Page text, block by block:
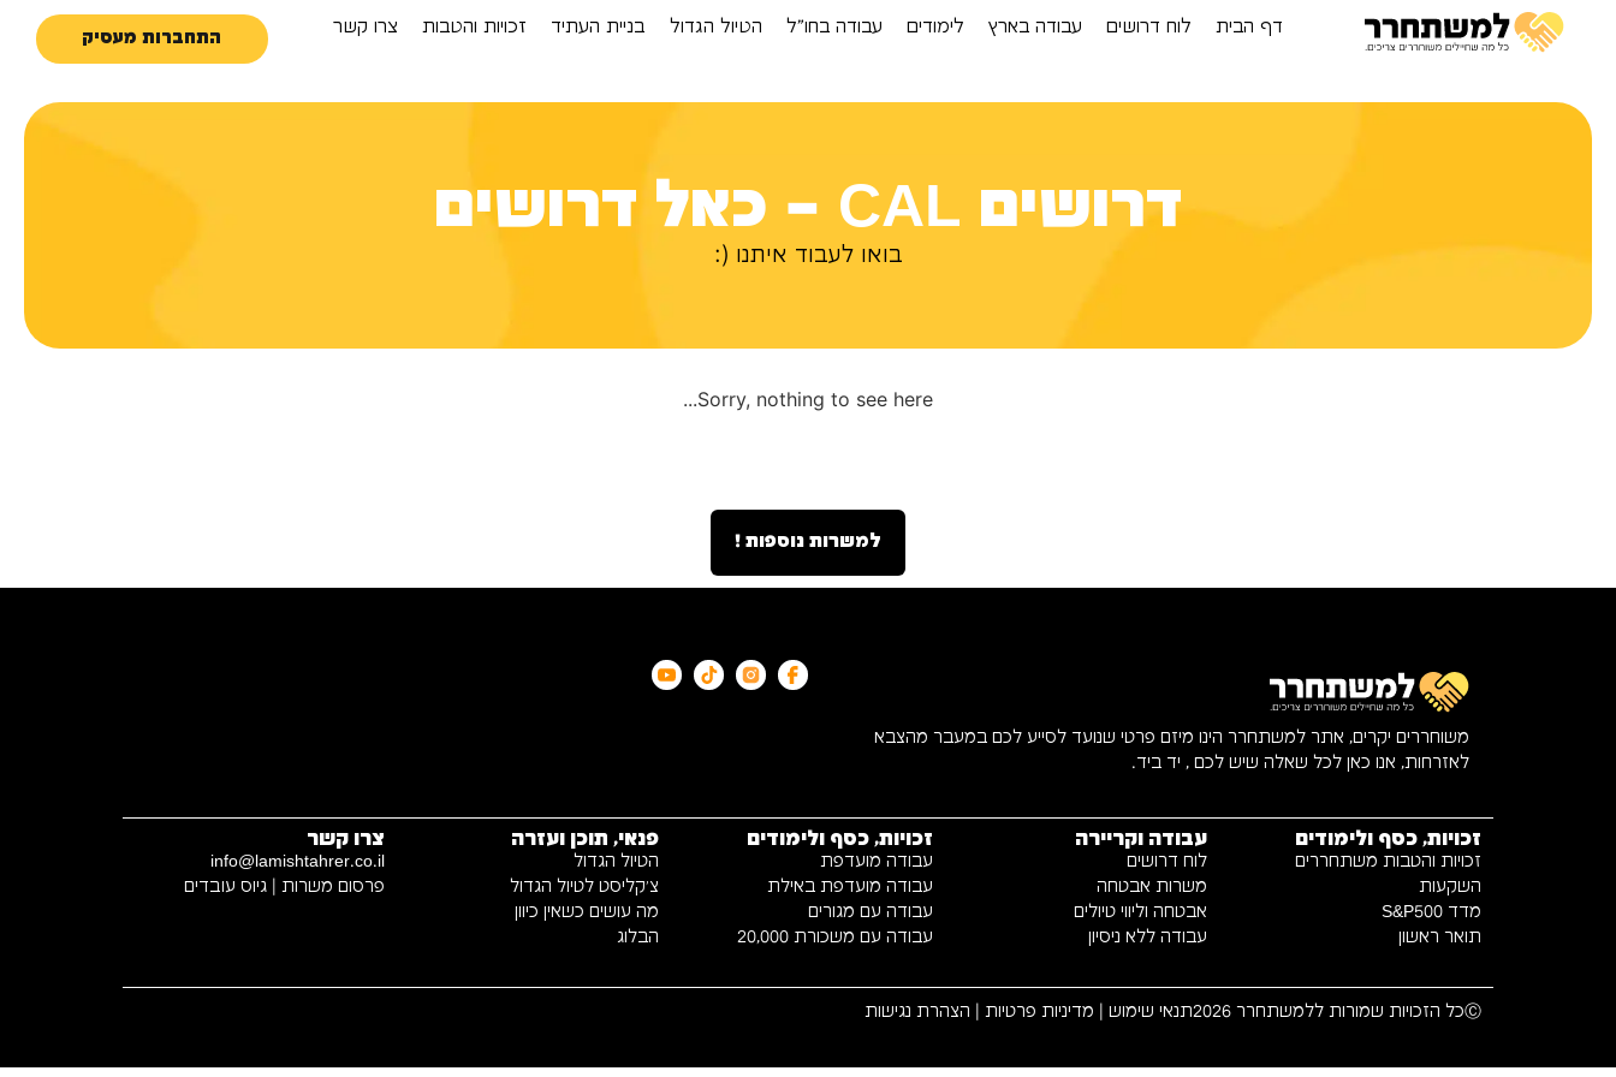
דף הבית לוח דרושים עבודה בארץ לימודים עבודה בחו”ל הטיול הגדול בניית העתיד זכויות והטבות צרו קשר
התחברות מעסיק
דרושים CAL – כאל דרושים
בואו לעבוד איתנו (:
Sorry, nothing to see here...
למשרות נוספות !
משוחררים יקרים, אתר למשתחרר הינו מיזם פרטי שנועד לסייע לכם במעבר מהצבא
לאזרחות, אנו כאן לכל שאלה שיש לכם , יד ביד.
זכויות, כסף ולימודים
זכויות והטבות משתחררים
השקעות
מדד S&P500
תואר ראשון
עבודה וקריירה
לוח דרושים
משרות אבטחה
אבטחה וליווי טיולים
עבודה ללא ניסיון
זכויות, כסף ולימודים
עבודה מועדפת
עבודה מועדפת באילת
עבודה עם מגורים
עבודה עם משכורת 20,000
פנאי, תוכן ועזרה
הטיול הגדול
צ׳קליסט לטיול הגדול
מה עושים כשאין כיוון
הבלוג
צרו קשר
info@lamishtahrer.co.il
פרסום משרות | גיוס עובדים
Ⓒכל הזכויות שמורות ללמשתחרר 2026 תנאי שימוש מדיניות פרטיות הצהרת נגישות